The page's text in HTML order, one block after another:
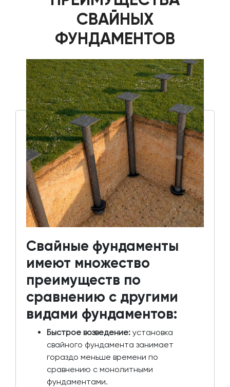
СВАЙНЫХ
ФУНДАМЕНТОВ
Свайные фундаменты
имеют множество
преимуществ по
сравнению с другими
видами фундаментов:
Быстрое возведение: установка
свайного фундамента занимает
гораздо меньше времени по
сравнению с монолитными
фундаментами.